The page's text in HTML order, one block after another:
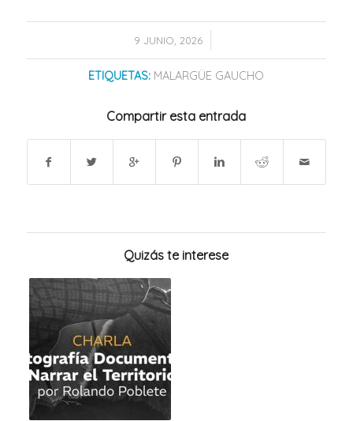
9 JUNIO, 2026
/
ETIQUETAS: MALARGÜE GAUCHO
Compartir esta entrada
Quizás te interese